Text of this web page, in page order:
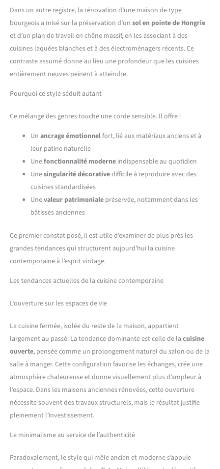
Dans un autre registre, la rénovation d’une maison de type
bourgeois a misé sur la préservation d’un sol en pointe de Hongrie
et d’un plan de travail en chêne massif, en les associant à des
cuisines laquées blanches et à des électroménagers récents. Ce
contraste assumé donne au lieu une profondeur que les cuisines
entièrement neuves peinent à atteindre.
Pourquoi ce style séduit autant
Ce mélange des genres touche une corde sensible. Il offre :
Un ancrage émotionnelfort, lié aux matériaux anciens et à
leur patine naturelle
Unefonctionnalité moderne indispensable au quotidien
Unesingularité décorativedifficile à reproduire avec des
cuisines standardisées
Unevaleur patrimoniale préservée, notamment dans les
bâtisses anciennes
Ce premier constat posé, il est utile d’examiner de plus près les
grandes tendances qui structurent aujourd’hui la cuisine
contemporaine à l’esprit vintage.
Les tendances actuelles de la cuisine contemporaine
L’ouverture sur les espaces de vie
La cuisine fermée, isolée du reste de la maison, appartient
largement au passé. La tendance dominante est celle de la cuisine
ouverte, pensée comme un prolongement naturel du salon ou de la
salle à manger. Cette configuration favorise les échanges, crée une
atmosphère chaleureuse et donne visuellement plus d’ampleur à
l’espace. Dans les maisons anciennes rénovées, cette ouverture
nécessite souvent des travaux structurels, mais le résultat justifie
pleinement l’investissement.
Le minimalisme au service de l’authenticité
Paradoxalement, le style qui mêle ancien et moderne s’appuie